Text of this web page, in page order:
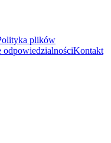
plików
odpowiedzialnościKontakt